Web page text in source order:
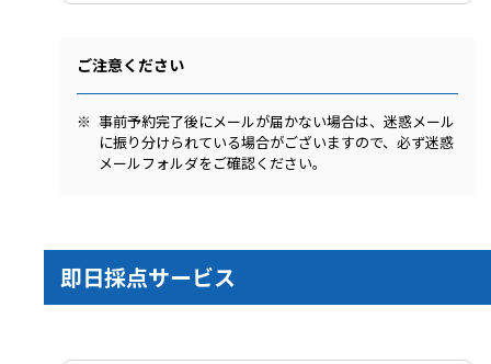
ご注意ください
事前予約完了後にメールが届かない場合は、迷惑メール
に振り分けられている場合がございますので、必ず迷惑
メールフォルダをご確認ください。
即日採点サービス